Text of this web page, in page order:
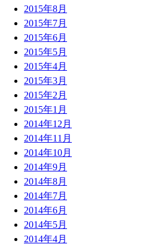
2015年8月
2015年7月
2015年6月
2015年5月
2015年4月
2015年3月
2015年2月
2015年1月
2014年12月
2014年11月
2014年10月
2014年9月
2014年8月
2014年7月
2014年6月
2014年5月
2014年4月